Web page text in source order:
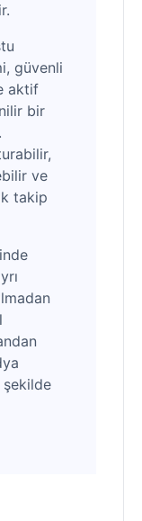
güvenli
aktif
bir
ve
takip
şekilde